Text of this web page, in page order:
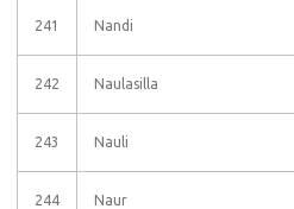
241 Nandi
242 Naulasilla
243 Nauli
244 Naur